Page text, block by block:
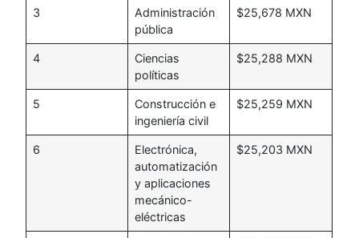
3
Administración
pública
$25,678 MXN
4
Ciencias
políticas
$25,288 MXN
5
Construcción e
ingeniería civil
$25,259 MXN
6
Electrónica,
automatización
y aplicaciones
mecánico-
eléctricas
$25,203 MXN